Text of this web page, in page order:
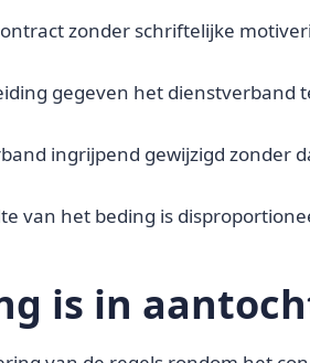
zonder schriftelijke
gegeven het dienstverband
ingrijpend gewijzigd zonder
van het beding is
is in